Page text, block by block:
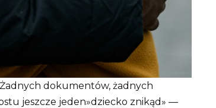
dokumentów, żadnych
jeszcze jeden»dziecko znikąd» —